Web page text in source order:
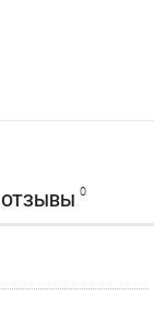
ОТЗЫВЫ 0